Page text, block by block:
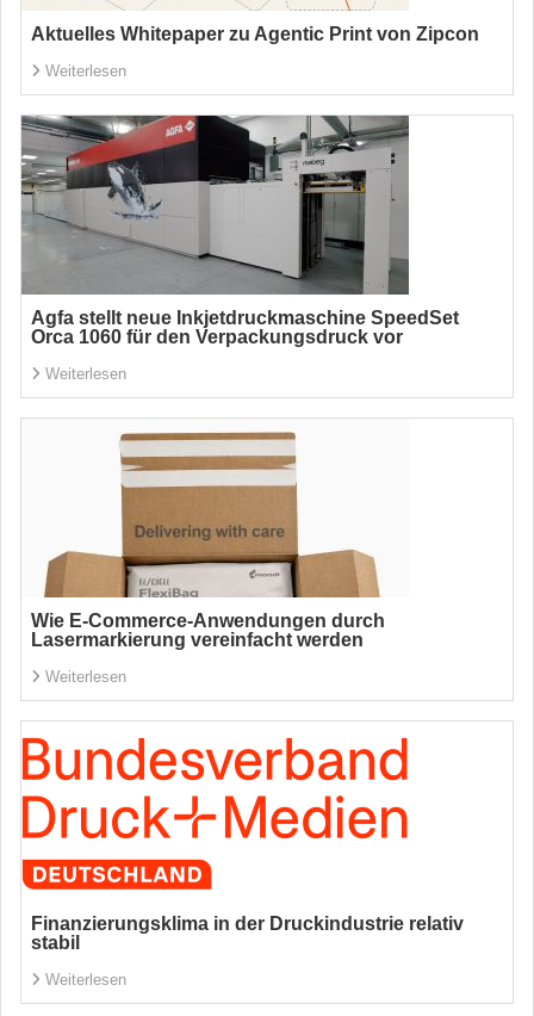
Aktuelles Whitepaper zu Agentic Print von Zipcon
Weiterlesen
Agfa stellt neue Inkjetdruckmaschine SpeedSet
Orca 1060 für den Verpackungsdruck vor
Weiterlesen
Wie E-Commerce-Anwendungen durch
Lasermarkierung vereinfacht werden
Weiterlesen
Finanzierungsklima in der Druckindustrie relativ
stabil
Weiterlesen